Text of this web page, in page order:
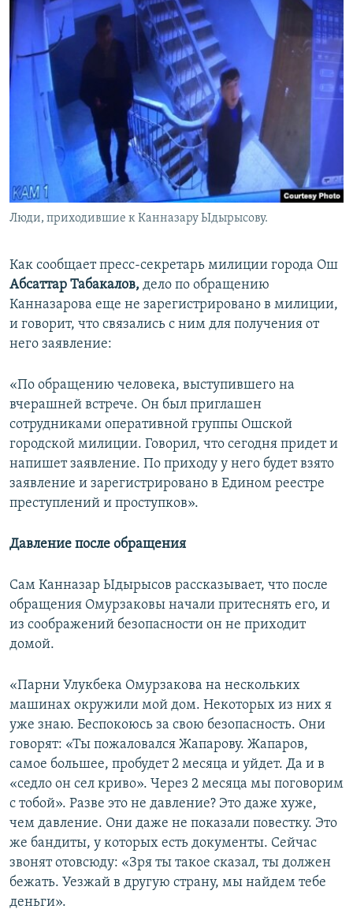
Люди, приходившие к Канназару Ыдырысову.
Как сообщает пресс-секретарь милиции города Ош
Абсаттар Табакалов, дело по обращению
Канназарова еще не зарегистрировано в милиции,
и говорит, что связались с ним для получения от
него заявление:
«По обращению человека, выступившего на
вчерашней встрече. Он был приглашен
сотрудниками оперативной группы Ошской
городской милиции. Говорил, что сегодня придет и
напишет заявление. По приходу у него будет взято
заявление и зарегистрировано в Едином реестре
преступлений и проступков».
Давление после обращения
Сам Канназар Ыдырысов рассказывает, что после
обращения Омурзаковы начали притеснять его, и
из соображений безопасности он не приходит
домой.
«Парни Улукбека Омурзакова на нескольких
машинах окружили мой дом. Некоторых из них я
уже знаю. Беспокоюсь за свою безопасность. Они
говорят: «Ты пожаловался Жапарову. Жапаров,
самое большее, пробудет 2 месяца и уйдет. Да и в
«седло он сел криво». Через 2 месяца мы поговорим
с тобой». Разве это не давление? Это даже хуже,
чем давление. Они даже не показали повестку. Это
же бандиты, у которых есть документы. Сейчас
звонят отовсюду: «Зря ты такое сказал, ты должен
бежать. Уезжай в другую страну, мы найдем тебе
деньги».